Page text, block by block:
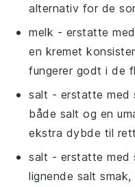
alternativ for de
melk - erstatte
en kremet
fungerer godt i de
salt - erstatte med
både salt og en
ekstra dybde til
salt - erstatte med
lignende salt